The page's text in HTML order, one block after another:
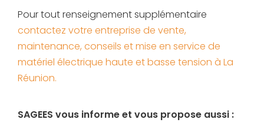
Pour tout renseignement supplémentaire
contactez votre entreprise de vente,
maintenance, conseils et mise en service de
matériel électrique haute et basse tension à La
Réunion.
SAGEES vous informe et vous propose aussi :